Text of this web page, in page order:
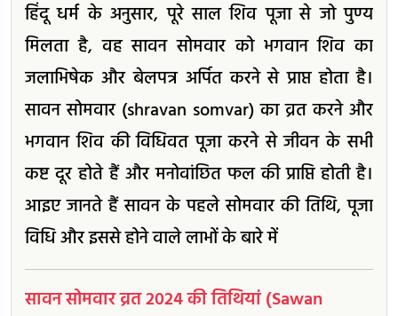
हिंदू धर्म के अनुसार, पूरे साल शिव पूजा से जो पुण्य
मिलता है, वह सावन सोमवार को भगवान शिव का
जलाभिषेक और बेलपत्र अर्पित करने से प्राप्त होता है।
सावन सोमवार (shravan somvar) का व्रत करने और
भगवान शिव की विधिवत पूजा करने से जीवन के सभी
कष्ट दूर होते हैं और मनोवांछित फल की प्राप्ति होती है।
आइए जानते हैं सावन के पहले सोमवार की तिथि, पूजा
विधि और इससे होने वाले लाभों के बारे में
सावन सोमवार व्रत 2024 की तिथियां (Sawan